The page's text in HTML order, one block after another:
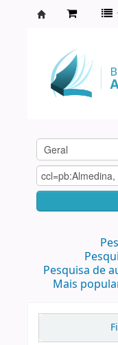
Agamenon
Magalhães
Pesquisa de
Mais